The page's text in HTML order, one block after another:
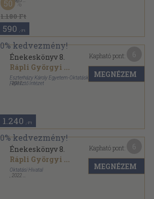
Fűzött kemény papírkötés
1.180 Ft
50
590 ,-Ft
Énekeskönyv 8.
Rápli Györgyi ...
Eszterházy Károly Egyetem-Oktatáskutató és
Fejlesztő Intézet
,2017
1.240 ,-Ft
Kapható pont:
MEGNÉZEM
Énekeskönyv 8.
Rápli Györgyi ...
Oktatási Hivatal
2022
Kapható pont:
MEGNÉZEM